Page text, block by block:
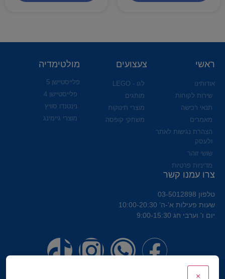
ראשי
אודותינו
שירות לקוחות
תנאי רכישה
מאמרים
הצהרת נגישות לאתר
ולעסק
שושי זוהר
מדיניות פרטיות
צעצועים
לגו - LEGO
מותגים
מוצרי תינוקות
משחקי קופסה
מולטימדיה
פלייסטיישן 5
פלייסטיישן 4
נינטנדו סוויץ
מוצרי גיימינג
צרו עמנו קשר
טלפון 03-5012898
שעות פעילות א’-ה’ 10:00-20:30
יום ו' וערבי חג 9:00-15:30
×